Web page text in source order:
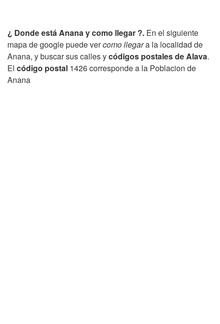
¿ Donde está Anana y como llegar ?. En el siguiente
mapa de google puede vercomo llegara la localidad de
Anana, y buscar sus calles ycódigos postales de Alava.
El código postal 1426 corresponde a la Poblacion de
Anana